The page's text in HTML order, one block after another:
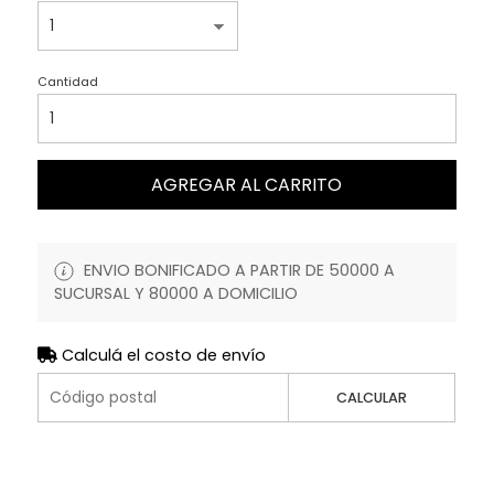
Cantidad
AGREGAR AL CARRITO
ENVIO BONIFICADO A PARTIR DE 50000 A
SUCURSAL Y 80000 A DOMICILIO
Calculá el costo de envío
CALCULAR